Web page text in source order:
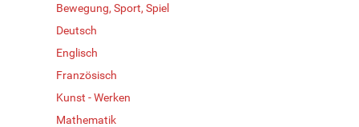
Bewegung, Sport, Spiel
Deutsch
Englisch
Französisch
Kunst - Werken
Mathematik